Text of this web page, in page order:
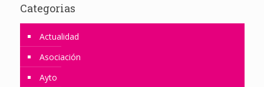
Categorias
Actualidad
Asociación
Ayto